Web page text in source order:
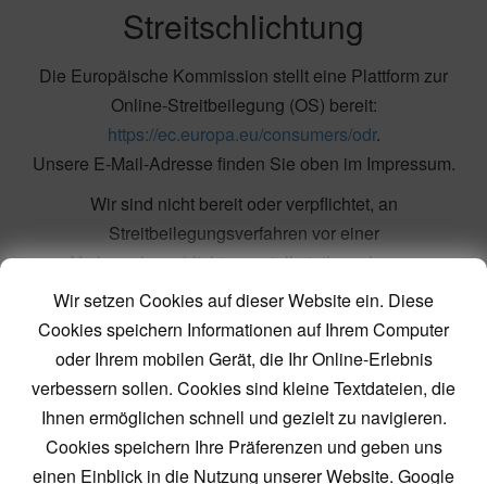
Streitschlichtung
Die Europäische Kommission stellt eine Plattform zur
Online-Streitbeilegung (OS) bereit:
https://ec.europa.eu/consumers/odr.
Unsere E-Mail-Adresse finden Sie oben im Impressum.
Wir sind nicht bereit oder verpflichtet, an
Streitbeilegungsverfahren vor einer
Verbraucherschlichtungsstelle teilzunehmen.
Haftung für Inhalte
Als Diensteanbieter sind wir gemäß § 7 Abs.1 TMG für
eigene Inhalte auf diesen Seiten nach den allgemeinen
Gesetzen verantwortlich. Nach §§ 8 bis 10 TMG sind wir als
Diensteanbieter jedoch nicht verpflichtet, übermittelte oder
Wir setzen Cookies auf dieser Website ein. Diese
Cookies speichern Informationen auf Ihrem Computer
oder Ihrem mobilen Gerät, die Ihr Online-Erlebnis
verbessern sollen. Cookies sind kleine Textdateien, die
Ihnen ermöglichen schnell und gezielt zu navigieren.
Cookies speichern Ihre Präferenzen und geben uns
einen Einblick in die Nutzung unserer Website. Google